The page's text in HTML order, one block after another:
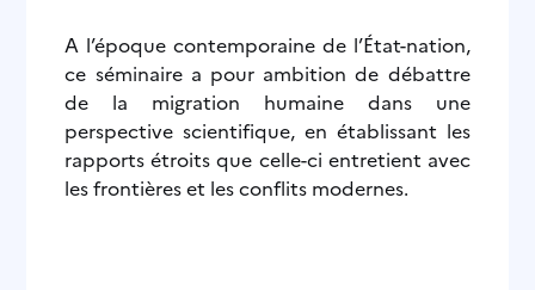
A l’époque contemporaine de l’État-nation,
ce séminaire a pour ambition de débattre
de la migration humaine dans une
perspective scientifique, en établissant les
rapports étroits que celle-ci entretient avec
les frontières et les conflits modernes.